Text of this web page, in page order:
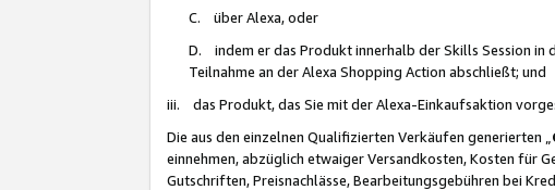
C. über Alexa, oder
D. indem er das Produkt innerhalb der Skills Session in
Teilnahme an der Alexa Shopping Action abschließt; und
iii. das Produkt, das Sie mit der Alexa-Einkaufsaktion
Die aus den einzelnen Qualifizierten Verkäufen generierten „
einnehmen, abzüglich etwaiger Versandkosten, Kosten für
Gutschriften, Preisnachlässe, Bearbeitungsgebühren bei